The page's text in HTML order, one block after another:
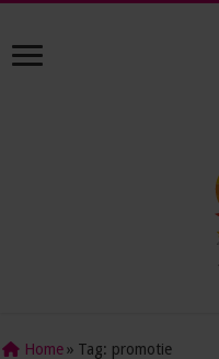
Home » Tag: promotie